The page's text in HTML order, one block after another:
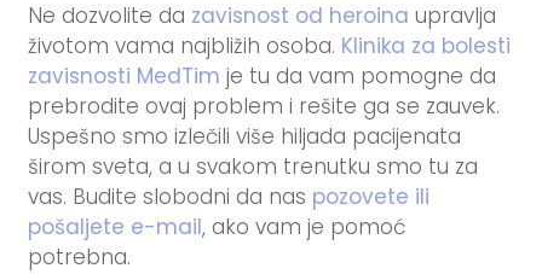
Ne dozvolite da zavisnost od heroina upravlja
životom vama najbližih osoba. Klinika za bolesti
zavisnosti MedTim je tu da vam pomogne da
prebrodite ovaj problem i rešite ga se zauvek.
Uspešno smo izlečili više hiljada pacijenata
širom sveta, a u svakom trenutku smo tu za
vas. Budite slobodni da nas pozovete ili
pošaljete e-mail, ako vam je pomoć
potrebna.